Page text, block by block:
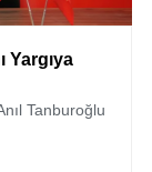
Yargıya
Tanburoğlu